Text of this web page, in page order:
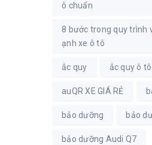
ô chuẩn
8 bước trong quy trình
ạnh xe ô tô
ắc quy ắc quy ô tô
auQR XE GIÁ RẺ
bảo dưỡng bảo
bảo dưỡng Audi Q7